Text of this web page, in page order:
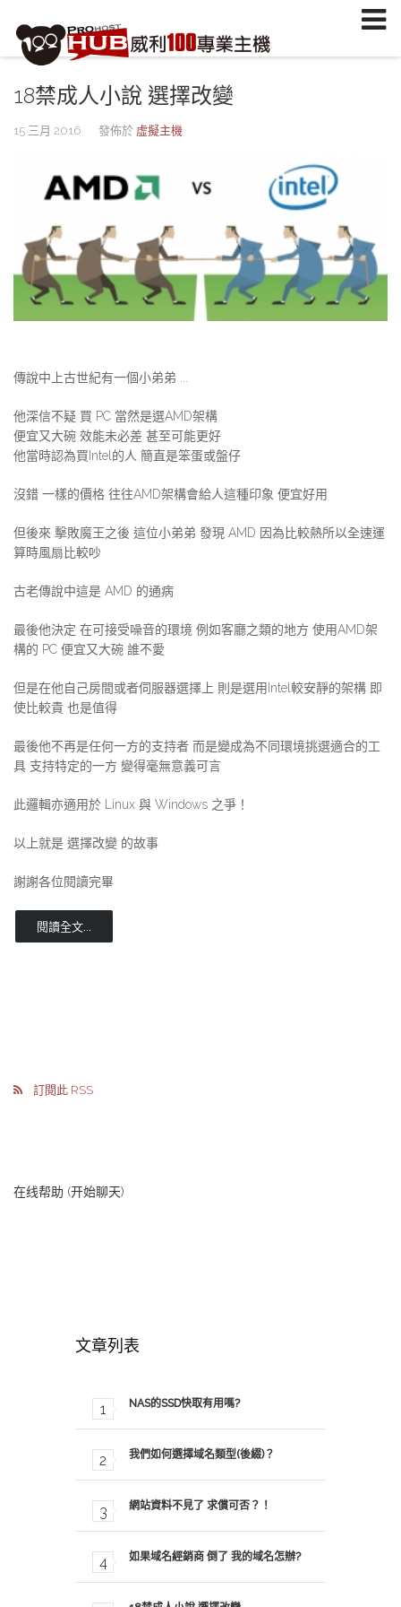
18禁成人小說 選擇改變
15 三月 2016 發佈於 虛擬主機
傳說中上古世紀有一個小弟弟 ...
他深信不疑 買 PC 當然是選AMD架構
便宜又大碗 效能未必差 甚至可能更好
他當時認為買Intel的人 簡直是笨蛋或盤仔
沒錯 一樣的價格 往往AMD架構會給人這種印象 便宜好用
但後來 擊敗魔王之後 這位小弟弟 發現 AMD 因為比較熱所以全速運
算時風扇比較吵
古老傳說中這是 AMD 的通病
最後他決定 在可接受噪音的環境 例如客廳之類的地方 使用AMD架
構的 PC 便宜又大碗 誰不愛
但是在他自己房間或者伺服器選擇上 則是選用Intel較安靜的架構 即
使比較貴 也是值得
最後他不再是任何一方的支持者 而是變成為不同環境挑選適合的工
具 支持特定的一方 變得毫無意義可言
此邏輯亦適用於 Linux 與 Windows 之爭！
以上就是 選擇改變 的故事
謝謝各位閱讀完畢
閱讀全文...
訂閱此 RSS
在线帮助 (开始聊天)
文章列表
NAS的SSD快取有用嗎?
我們如何選擇域名類型(後綴)？
網站資料不見了 求償可否？！
如果域名經銷商 倒了 我的域名怎辦?
註冊/登入或註冊會員
信箱
安全密鑰(已設定雙重認證才需輸入)
加入會員